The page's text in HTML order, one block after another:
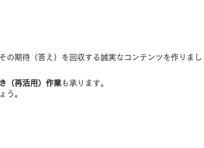
の期待（答え）を回収する誠実なコンテンツを作りまし
（再活用）作業も承ります。
う。